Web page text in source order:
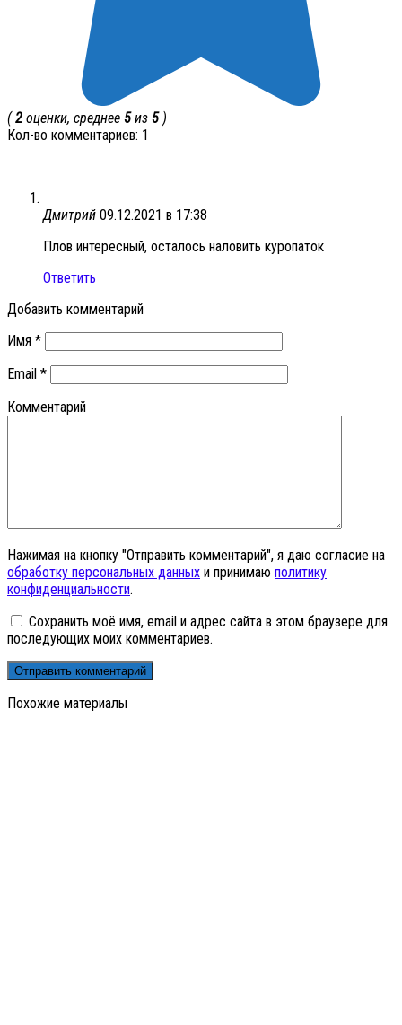
( 2 оценки, среднее 5из 5)
Кол-во комментариев: 1
Дмитрий 09.12.2021 в 17:38
Плов интересный, осталось наловить куропаток
Ответить
Добавить комментарий
Имя *
Email *
Комментарий
Нажимая на кнопку "Отправить комментарий", я даю согласие на
обработку персональных данных и принимаю политику
конфиденциальности.
Сохранить моё имя, email и адрес сайта в этом браузере для
последующих моих комментариев.
Похожие материалы